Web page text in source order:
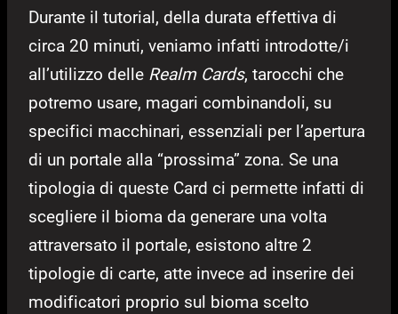
Durante il tutorial, della durata effettiva di
circa 20 minuti, veniamo infatti introdotte/i
all’utilizzo delle Realm Cards, tarocchi che
potremo usare, magari combinandoli, su
specifici macchinari, essenziali per l’apertura
di un portale alla “prossima” zona. Se una
tipologia di queste Card ci permette infatti di
scegliere il bioma da generare una volta
attraversato il portale, esistono altre 2
tipologie di carte, atte invece ad inserire dei
modificatori proprio sul bioma scelto